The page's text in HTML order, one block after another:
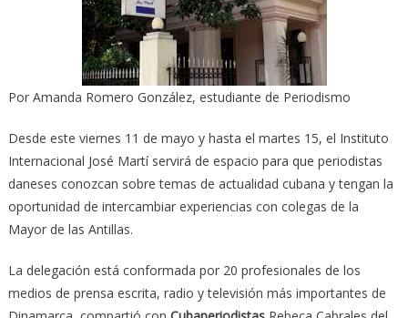
Por Amanda Romero González, estudiante de Periodismo
Desde este viernes 11 de mayo y hasta el martes 15, el Instituto
Internacional José Martí servirá de espacio para que periodistas
daneses conozcan sobre temas de actualidad cubana y tengan la
oportunidad de intercambiar experiencias con colegas de la
Mayor de las Antillas.
La delegación está conformada por 20 profesionales de los
medios de prensa escrita, radio y televisión más importantes de